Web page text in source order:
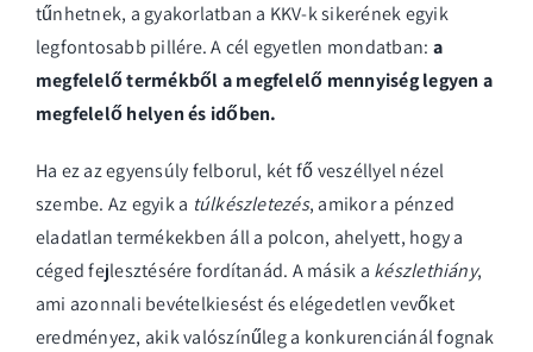
tűnhetnek, a gyakorlatban a KKV-k sikerének egyik
legfontosabb pillére. A cél egyetlen mondatban: a
megfelelő termékből a megfelelő mennyiség legyen a
megfelelő helyen és időben.
Ha ez az egyensúly felborul, két fő veszéllyel nézel
szembe. Az egyik a túlkészletezés, amikor a pénzed
eladatlan termékekben áll a polcon, ahelyett, hogy a
céged fejlesztésére fordítanád. A másik a készlethiány,
ami azonnali bevételkiesést és elégedetlen vevőket
eredményez, akik valószínűleg a konkurenciánál fognak